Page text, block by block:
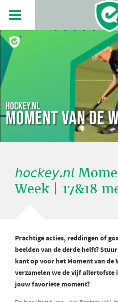
𝘩𝘰𝘤𝘬𝘦𝘺.𝘯𝘭
Week | 17&18
Prachtige acties, reddingen of
beelden van de derde helft?
kant op voor het Moment van de
verzamelen we de vijf allertofste
jouw favoriete moment?